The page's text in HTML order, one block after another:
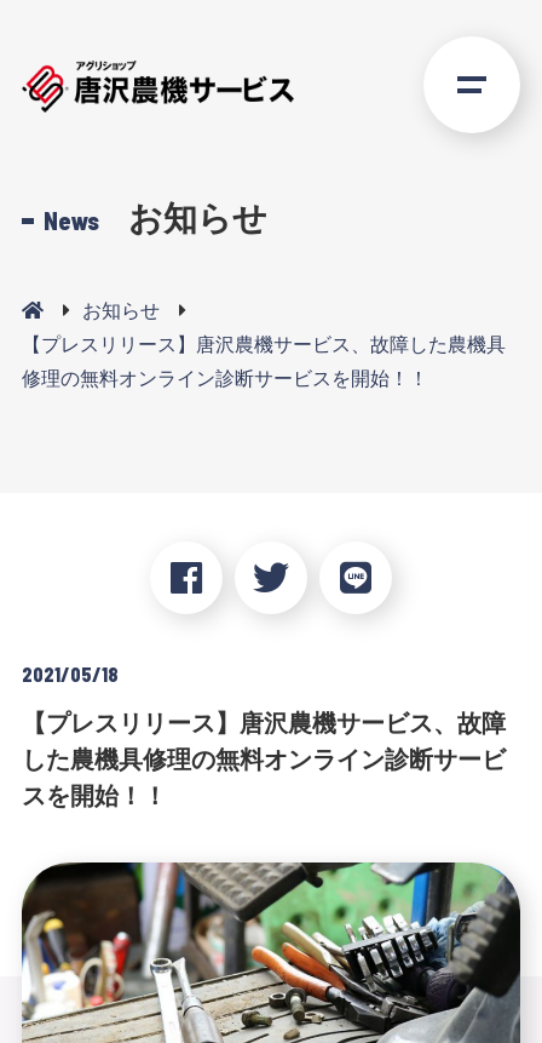
News お知らせ
お知らせ
【プレスリリース】唐沢農機サービス、故障した農機具
修理の無料オンライン診断サービスを開始！！
2021/05/18
【プレスリリース】唐沢農機サービス、故障
した農機具修理の無料オンライン診断サービ
スを開始！！